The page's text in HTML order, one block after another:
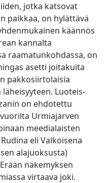
jotka katsovat
paikkaa, on hylättävä
käännös
kannalta
raamatunkohdassa, on
asetti joitakuita
pakkosiirtolaisia
Luoteis-
on ehdotettu
vuorilta Urmiajärven
meedialaisten
eli Valkoisena
alajuoksusta)
näkemyksen
virtaava joki.